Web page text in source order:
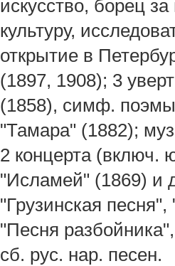
искусство, борец
культуру,
открытие в
(1897, 1908); 3
(1858), симф.
"Тамара" (1882);
2 концерта (включ.
"Исламей" (1869) и
"Грузинская
"Песня
сб. рус. нар. песен.